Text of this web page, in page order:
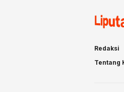
Redaksi
Tentang